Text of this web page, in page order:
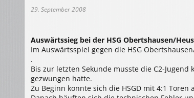
29. September 2008
Auswärtssieg bei der HSG Obertshausen/
Im Auswärtsspiel gegen die HSG
.
Bis zur letzten Sekunde musste die C2-
gezwungen hatte.
Zu Beginn konnte sich die HSGD mit 4:1